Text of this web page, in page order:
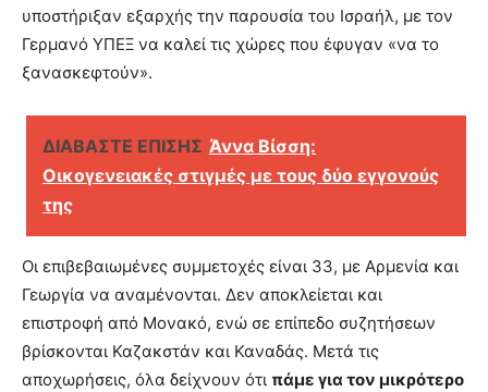
υποστήριξαν εξαρχής την παρουσία του Ισραήλ, με τον
Γερμανό ΥΠΕΞ να καλεί τις χώρες που έφυγαν «να το
ξανασκεφτούν».
ΔΙΑΒΑΣΤΕ ΕΠΙΣΗΣ Άννα Βίσση:
Οικογενειακές στιγμές με τους δύο εγγονούς
της
Οι επιβεβαιωμένες συμμετοχές είναι 33, με Αρμενία και
Γεωργία να αναμένονται. Δεν αποκλείεται και
επιστροφή από Μονακό, ενώ σε επίπεδο συζητήσεων
βρίσκονται Καζακστάν και Καναδάς. Μετά τις
αποχωρήσεις, όλα δείχνουν ότι πάμε για τον μικρότερο